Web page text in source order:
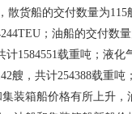
货船的交付数量为115
；油船的交付数
计1584551载重吨；液
艘，共计254388载重
装箱船价格有所上升，